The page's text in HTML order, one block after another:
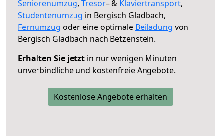
Seniorenumzug, Tresor– & Klaviertransport,
Studentenumzug in Bergisch Gladbach,
Fernumzug oder eine optimale Beiladung von
Bergisch Gladbach nach Betzenstein.
Erhalten Sie jetzt in nur wenigen Minuten
unverbindliche und kostenfreie Angebote.
Kostenlose Angebote erhalten